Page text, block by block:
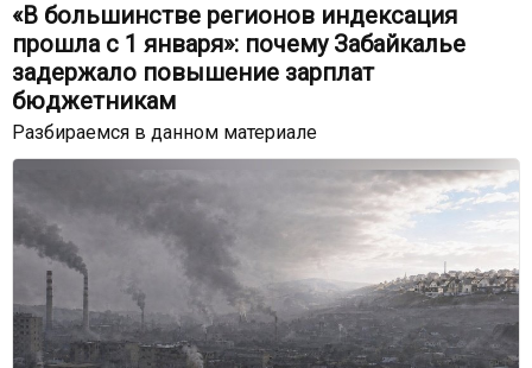
«В большинстве регионов индексация
прошла с 1 января»: почему Забайкалье
задержало повышение зарплат
бюджетникам
Разбираемся в данном материале